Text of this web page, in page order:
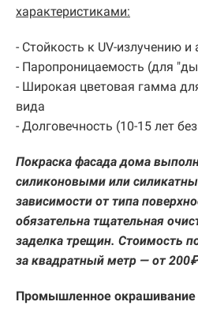
характеристиками:
- Стойкость к UV-излучению
- Паропроницаемость (для
- Широкая цветовая гамма
вида
- Долговечность (10-15 лет
Покраска фасада дома
силиконовыми или
зависимости от типа
обязательна тщательная
заделка трещин. Стоимость
за квадратный метр — от
Промышленное окрашивание